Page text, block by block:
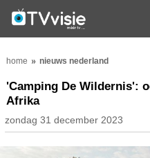
home nieuws nederland
'Camping De Wildernis':
Afrika
zondag 31 december 2023